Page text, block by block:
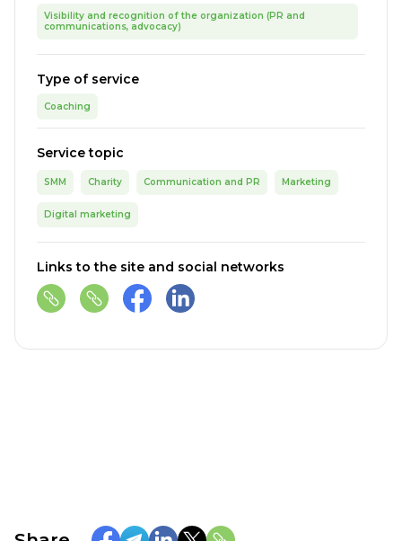
Visibility and recognition of the organization (PR and
communications, advocacy)
Type of service
Coaching
Service topic
SMM Charity Communication and PR Marketing
Digital marketing
Links to the site and social networks